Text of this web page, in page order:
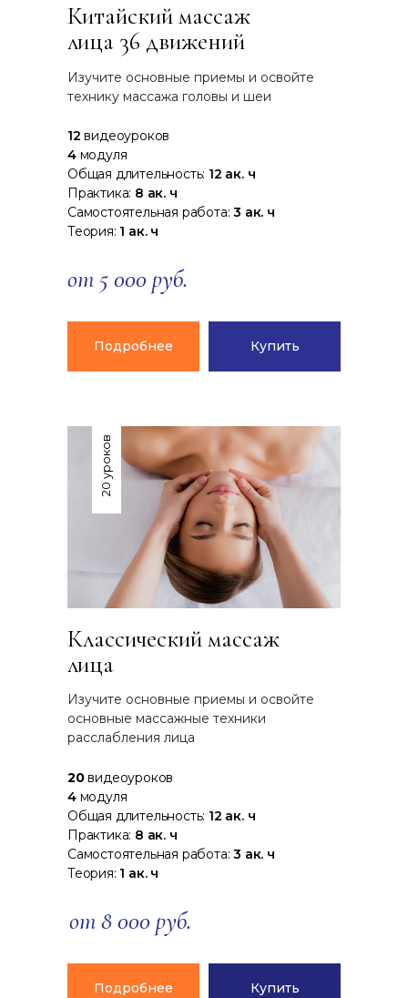
Изучите основные приемы и освойте
технику массажа головы и шеи
Китайский массаж
лица 36 движений
20 уроков
Изучите основные приемы и освойте
основные массажные техники
расслабления лица
Классический массаж
лица
от 5 000 руб.
от 8 000 руб.
12 видеоуроков
4модуля
Общая длительность: 12 ак. ч
Практика: 8 ак. ч
Самостоятельная работа:3 ак. ч
Теория: 1 ак. ч
20видеоуроков
4модуля
Общая длительность: 12 ак. ч
Практика: 8 ак. ч
Самостоятельная работа:3 ак. ч
Теория: 1 ак. ч
Подробнее
Подробнее
Купить
Купить